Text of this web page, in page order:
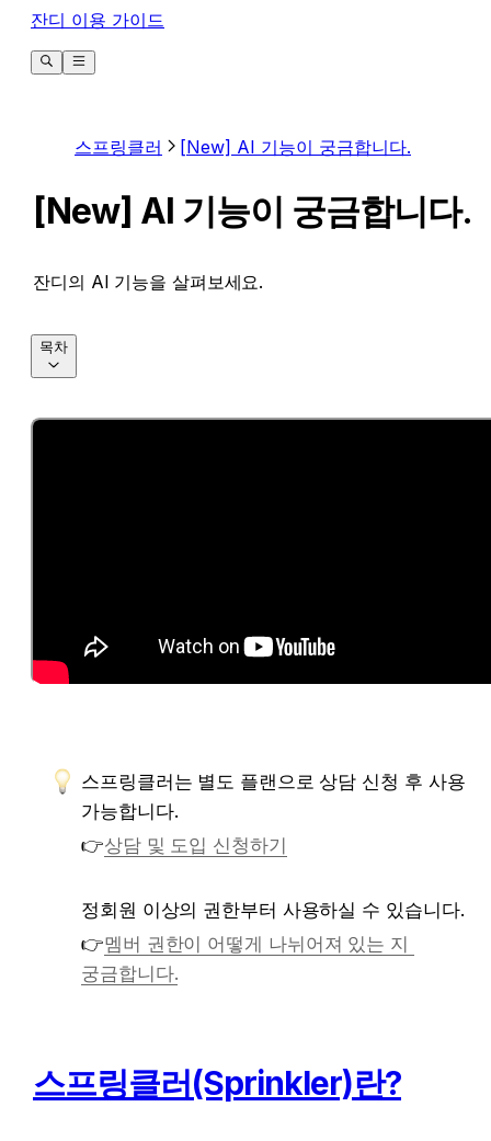
잔디 이용 가이드
스프링클러 [New] AI 기능이 궁금합니다.
[New] AI 기능이 궁금합니다.
잔디의 AI 기능을 살펴보세요.
스프링클러는 별도 플랜으로 상담 신청 후 사용
가능합니다.
👉상담 및 도입 신청하기
정회원 이상의 권한부터 사용하실 수 있습니다.
👉멤버 권한이 어떻게 나뉘어져 있는 지
궁금합니다.
스프링클러(Sprinkler)란?
목차